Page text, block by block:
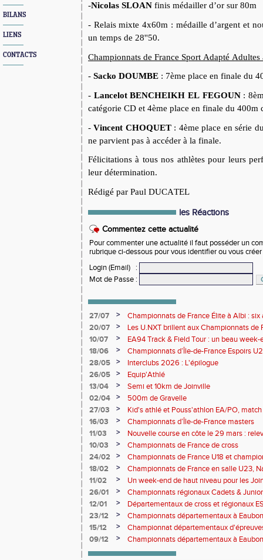
BILANS
LIENS
CONTACTS
-Nicolas SLOAN finis médailler d’or sur 80m
- Relais mixte 4x60m : médaille d’argent et n
un temps de 28''50.
Championnats de France Sport Adapté Adultes
- Sacko DOUMBE : 7ème place en finale du
- Lancelot BENCHEIKH EL FEGOUN :
catégorie CD et 4ème place en finale du 400m
-Vincent CHOQUET : 4ème place en série
ne parvient pas à accéder à la finale.
Félicitations à tous nos athlètes pour leurs
leur détermination.
Rédigé par Paul DUCATEL
les Réactions
Commentez cette actualité
Pour commenter une actualité il faut posséder un
rubrique ci-dessous pour vous identifier ou vous
Login (Email)
:
Mot de Passe :
27/07 >
Championnats de France Élite à Albi :
rendez-vous de l'élite nationale
20/07 >
Les U.NXT brillent aux Championnats de
une pluie de performances
10/07 >
EA94 Track & Field Tour : un beau
18/06
>
Championnats d’Île-de-France Espoirs
28/05
>
Interclubs 2026 : L'épilogue
26/05
>
Equip'Athlé
13/04
>
Semi et 10km de Joinville
02/04
>
500m de Gravelle
27/03
>
Kid's athlé et Pouss'athlon EA/PO,
championnat LIFA épreuves combinées
16/03 >
Championnats d’Île-de-France masters
11/03
>
Nouvelle course en côte le 29 mars :
10/03
>
Championnats de France de cross
24/02
>
Championnats de France U18 et
Lancers Long
18/02 >
Championnats de France en salle U23,
de cross-country
11/02 >
Un week-end de haut niveau pour les
26/01
>
Championnats régionaux Cadets &
performances avant le Meeting de Paris
12/01 >
Départementaux de cross et régionaux
23/12
>
Championnats départementaux à
15/12
>
Championnat départementaux
09/12
> Championnats départementaux à